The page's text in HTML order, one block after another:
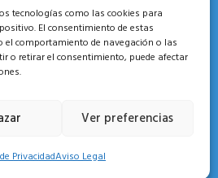
tecnologías como las cookies para
El consentimiento de estas
comportamiento de navegación o las
o retirar el consentimiento, puede afectar
Ver preferencias
PrivacidadAviso Legal